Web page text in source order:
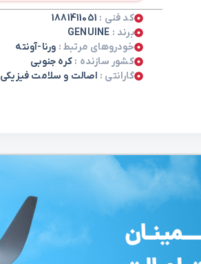
کد فنی : 1881411051
برند : GENUINE
خودروهای مرتبط : ورنا-آونته
کشور سازنده :کره جنوبی
گارانتی : اصالت و سلامت فیزیکی